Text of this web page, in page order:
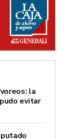
la
evitar